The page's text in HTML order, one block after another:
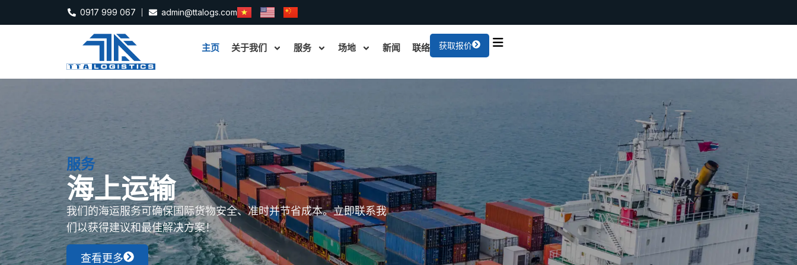
0917 999 067 admin@ttalogs.com
主页 关于我们 服务 场地 新闻 联络 获取报价
服务
出口 - 进口
我们的进出口服务提供全面支持，确保快速、准确的程序和最优的成
本。立即联系我们，为您的企业获取建议和有效的解决方案！
查看更多